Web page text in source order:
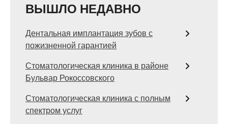
ВЫШЛО НЕДАВНО
Дентальная имплантация зубов с
пожизненной гарантией
Стоматологическая клиника в районе
Бульвар Рокоссовского
Стоматологическая клиника с полным
спектром услуг